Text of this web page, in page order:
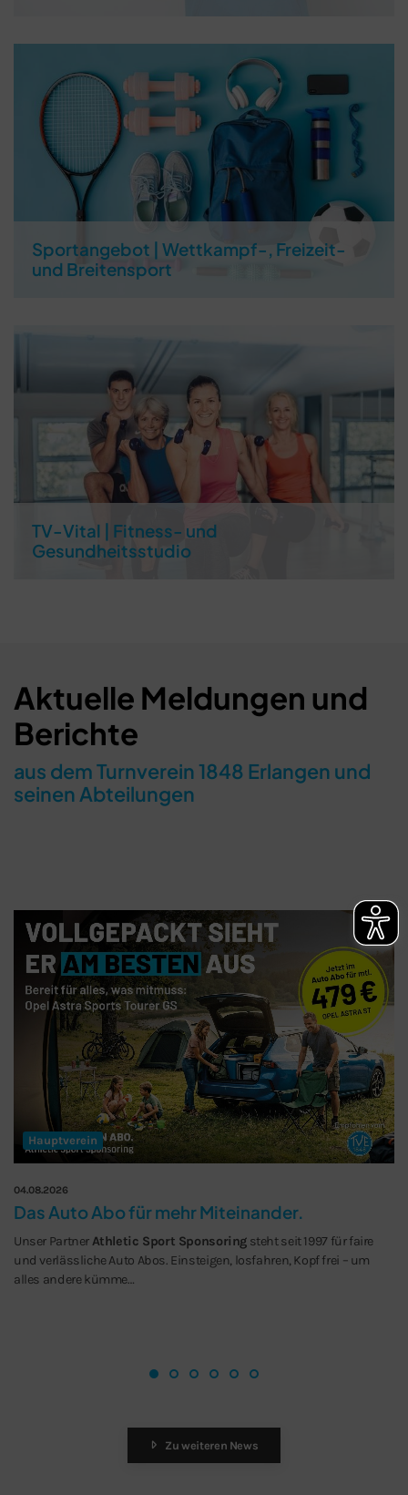
Kontakt
01575 / 9631848
info@tv48-erlangen.de
Sportangebot | Wettkampf-, Freizeit-
und Breitensport
TV-Vital | Fitness- und
Gesundheitsstudio
Aktuelle Meldungen und
Berichte
aus dem Turnverein 1848 Erlangen und
seinen Abteilungen
Hauptverein
04.08.2026
Das Auto Abo für mehr Miteinander.
Unser PartnerAthletic Sport Sponsoring steht seit 1997 für faire
und verlässliche Auto Abos. Einsteigen, losfahren, Kopf frei – um
alles andere kümme…
Zu weiteren News